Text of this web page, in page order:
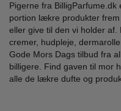
Pigerne fra
portion lækre produkter
eller give til den vi holder
cremer, hudpleje,
Gode Mors Dags tilbud fra
billigere. Find gaven til mor
alle de lækre dufte og